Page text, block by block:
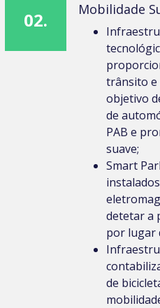
02. Mobilidade
trânsito e
objetivo
de
PAB e
suave;
Smart
detetar a
por lugar
de